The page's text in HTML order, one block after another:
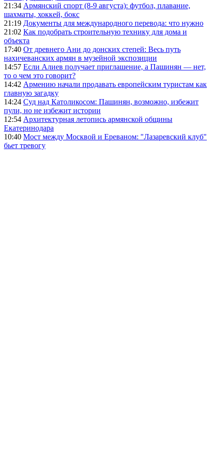
21:34 Армянский спорт (8-9 августа): футбол, плавание,
шахматы, хоккей, бокс
21:19 Документы для международного перевода: что нужно
21:02 Как подобрать строительную технику для дома и
объекта
17:40 От древнего Ани до донских степей: Весь путь
нахичеванских армян в музейной экспозиции
14:57 Если Алиев получает приглашение, а Пашинян — нет,
то о чем это говорит?
14:42 Армению начали продавать европейским туристам как
главную загадку
14:24 Суд над Католикосом: Пашинян, возможно, избежит
пули, но не избежит истории
12:54 Архитектурная летопись армянской общины
Екатеринодара
10:40 Мост между Москвой и Ереваном: "Лазаревский клуб"
бьет тревогу